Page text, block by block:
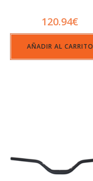
120.94€
AÑADIR AL CARRITO